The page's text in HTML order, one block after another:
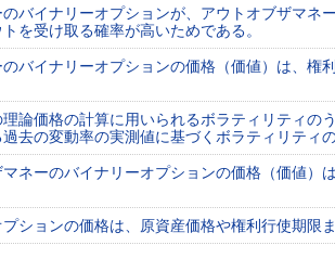
バイナリーオプションが、アウトオブザマネ
を受け取る確率が高いためである。
バイナリーオプションの価格（価値）は、権
論価格の計算に用いられるボラティリティの
去の変動率の実測値に基づくボラティリティの
ネーのバイナリーオプションの価格（価値）
ションの価格は、原資産価格や権利行使期限